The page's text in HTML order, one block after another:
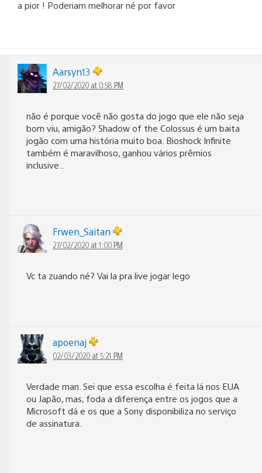
a pior ! Poderiam melhorar né por favor
Aarsyn13
27/02/2020 at 0:58 PM
não é porque você não gosta do jogo que ele não seja
bom viu, amigão? Shadow of the Colossus é um baita
jogão com uma história muito boa. Bioshock Infinite
também é maravilhoso, ganhou vários prêmios
inclusive..
Frwen_Saitan
27/02/2020 at 1:00 PM
Vc ta zuando né? Vai la pra live jogar lego
apoenaj
02/03/2020 at 5:21 PM
Verdade man. Sei que essa escolha é feita lá nos EUA
ou Japão, mas, foda a diferença entre os jogos que a
Microsoft dá e os que a Sony disponibiliza no serviço
de assinatura.